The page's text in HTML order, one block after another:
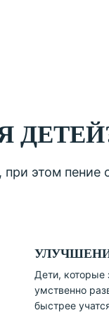
этом пение
Дети, которые
умственно
быстрее